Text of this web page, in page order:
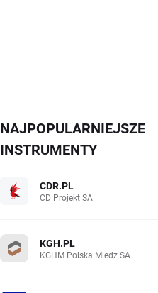
NAJPOPULARNIEJSZE
INSTRUMENTY
CDR.PL
CD Projekt SA
KGH.PL
KGHM Polska Miedz SA